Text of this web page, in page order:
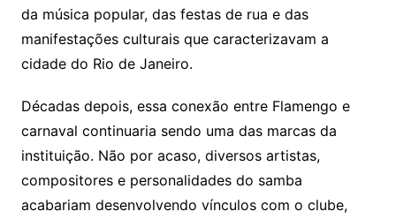
da música popular, das festas de rua e das
manifestações culturais que caracterizavam a
cidade do Rio de Janeiro.
Décadas depois, essa conexão entre Flamengo e
carnaval continuaria sendo uma das marcas da
instituição. Não por acaso, diversos artistas,
compositores e personalidades do samba
acabariam desenvolvendo vínculos com o clube,